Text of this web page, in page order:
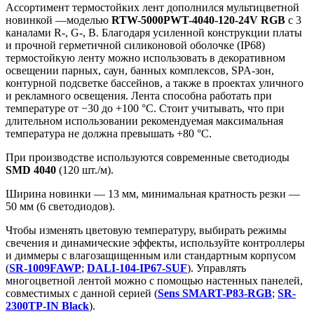
Ассортимент термостойких лент дополнился мультицветной
новинкой —моделью RTW-5000PWT-4040-120-24V RGB с 3
каналами R-, G-, B. Благодаря усиленной конструкции платы
и прочной герметичной силиконовой оболочке (IP68)
термостойкую ленту можно использовать в декоративном
освещении парных, саун, банных комплексов, SPA-зон,
контурной подсветке бассейнов, а также в проектах уличного
и рекламного освещения. Лента способна работать при
температуре от −30 до +100 °C. Стоит учитывать, что при
длительном использовании рекомендуемая максимальная
температура не должна превышать +80 °C.
При производстве используются современные светодиоды
SMD 4040 (120 шт./м).
Ширина новинки — 13 мм, минимальная кратность резки —
50 мм (6 светодиодов).
Чтобы изменять цветовую температуру, выбирать режимы
свечения и динамические эффекты, используйте контроллеры
и диммеры с влагозащищенным или стандартным корпусом
(SR-1009FAWP; DALI-104-IP67-SUF). Управлять
многоцветной лентой можно с помощью настенных панелей,
совместимых с данной серией (Sens SMART-P83-RGB; SR-
2300TP-IN Black).